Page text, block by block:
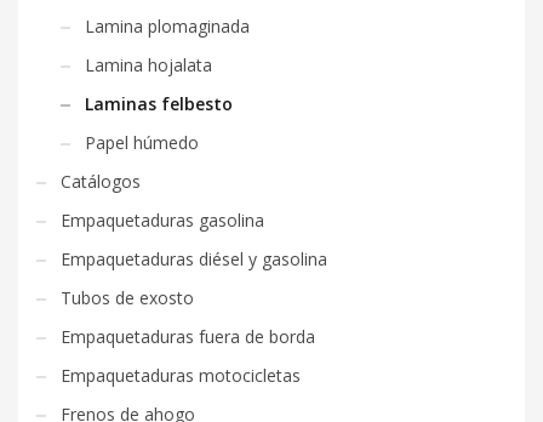
Lamina plomaginada
Lamina hojalata
Laminas felbesto
Papel húmedo
Catálogos
Empaquetaduras gasolina
Empaquetaduras diésel y gasolina
Tubos de exosto
Empaquetaduras fuera de borda
Empaquetaduras motocicletas
Frenos de ahogo